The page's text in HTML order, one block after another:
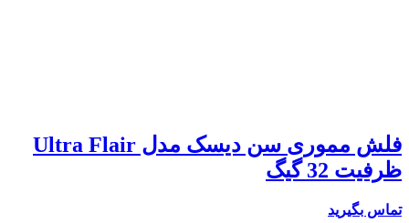
فلش مموری سن دیسک مدل Ultra Flair
ظرفیت 32 گیگ
تماس بگیرید